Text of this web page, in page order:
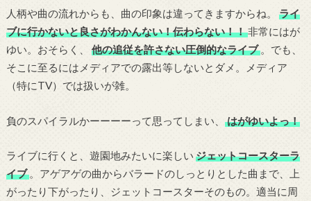
人柄や曲の流れからも、曲の印象は違ってきますからね。 ライ
ブに行かないと良さがわかんない！伝わらない！！非常にはが
ゆい。おそらく、 他の追従を許さない圧倒的なライブ。でも、
そこに至るにはメディアでの露出等しないとダメ。メディア
（特にTV）では扱いが雑。
負のスパイラルかーーーーって思ってしまい、 はがゆいよっ！
ライブに行くと、遊園地みたいに楽しい ジェットコースターラ
イブ。アゲアゲの曲からバラードのしっとりとした曲まで、上
がったり下がったり、ジェットコースターそのもの。適当に周